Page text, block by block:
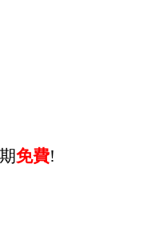
免費!